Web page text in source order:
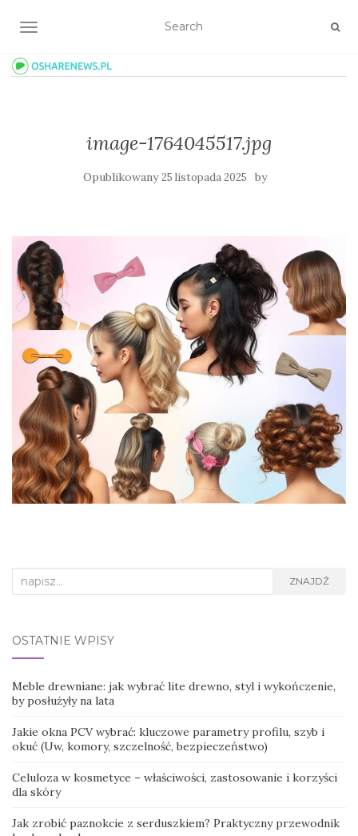
TOGGLE NAVIGATION
image-1764045517.jpg
Opublikowany25 listopada 2025 by
Search
ZNAJDŹ
OSTATNIE WPISY
Meble drewniane: jak wybrać lite drewno, styl i wykończenie,
by posłużyły na lata
Jakie okna PCV wybrać: kluczowe parametry profilu, szyb i
okuć (Uw, komory, szczelność, bezpieczeństwo)
Celuloza w kosmetyce – właściwości, zastosowanie i korzyści
dla skóry
Jak zrobić paznokcie z serduszkiem? Praktyczny przewodnik